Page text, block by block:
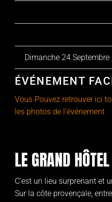
Dimanche 24 Septembre
ÉVÉNEMENT
Vous Pouvez retrouver ici
les photos de l’événement
LE GRAND
C’est un lieu surprenant et
Sur la côte provençale,